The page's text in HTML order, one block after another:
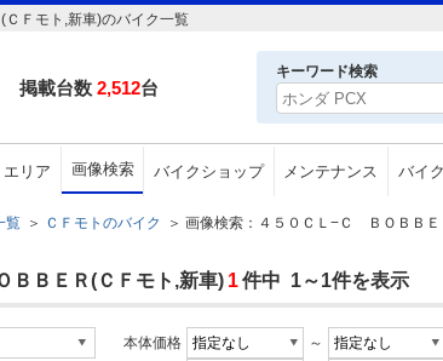
Ｆモト,新車)のバイク一覧
掲載台数 2,512台
キーワード検索
エリア 画像検索 バイクショップ メンテナンス バイ
覧 ＞ ＣＦモトのバイク ＞ 画像検索：４５０ＣＬ−Ｃ ＢＯＢＢＥ
ＢＥＲ(ＣＦモト,新車) 1件中 1～1件を表示
本体価格
～